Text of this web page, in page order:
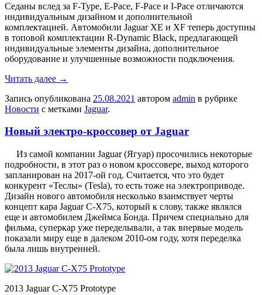
Седаны вслед за F-Type, E-Pace, F-Pace и I-Pace отличаются
индивидуальным дизайном и дополнительной
комплектацией. Автомобили Jaguar XE и XF теперь доступны
в топовой комплектации R-Dynamic Black, предлагающей
индивидуальные элементы дизайна, дополнительное
оборудование и улучшенные возможности подключения.
Читать далее →
Запись опубликована 25.08.2021 автором admin в рубрике
Новости с метками Jaguar.
Новый электро-кроссовер от Jaguar
Из самой компании Jaguar (Ягуар) просочились некоторые
подробности, в этот раз о новом кроссовере, выход которого
запланирован на 2017-ой год. Считается, что это будет
конкурент «Теслы» (Tesla), то есть тоже на электроприводе.
Дизайн нового автомобиля несколько взаимствует черты
концепт кара Jaguar C-X75, который к слову, также являлся
еще и автомобилем Джеймса Бонда. Причем специально для
фильма, суперкар уже переделывали, а так впервые модель
показали миру еще в далеком 2010-ом году, хотя переделка
была лишь внутренней.
2013 Jaguar C-X75 Prototype